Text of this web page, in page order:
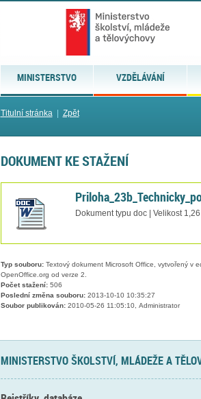
MINISTERSTVO VZDĚLÁVÁNÍ
Titulní stránka| Zpět
DOKUMENT KE STAŽENÍ
Dokument typu doc | Velikost
Typ souboru:Textový dokument Microsoft Office, vytvořený v
OpenOffice.org od verze 2.
Počet stažení:506
Poslední změna souboru:2013-10-10 10:35:27
Soubor publikován:2010-05-26 11:05:10, Administrator
MINISTERSTVO ŠKOLSTVÍ, MLÁDEŽE A